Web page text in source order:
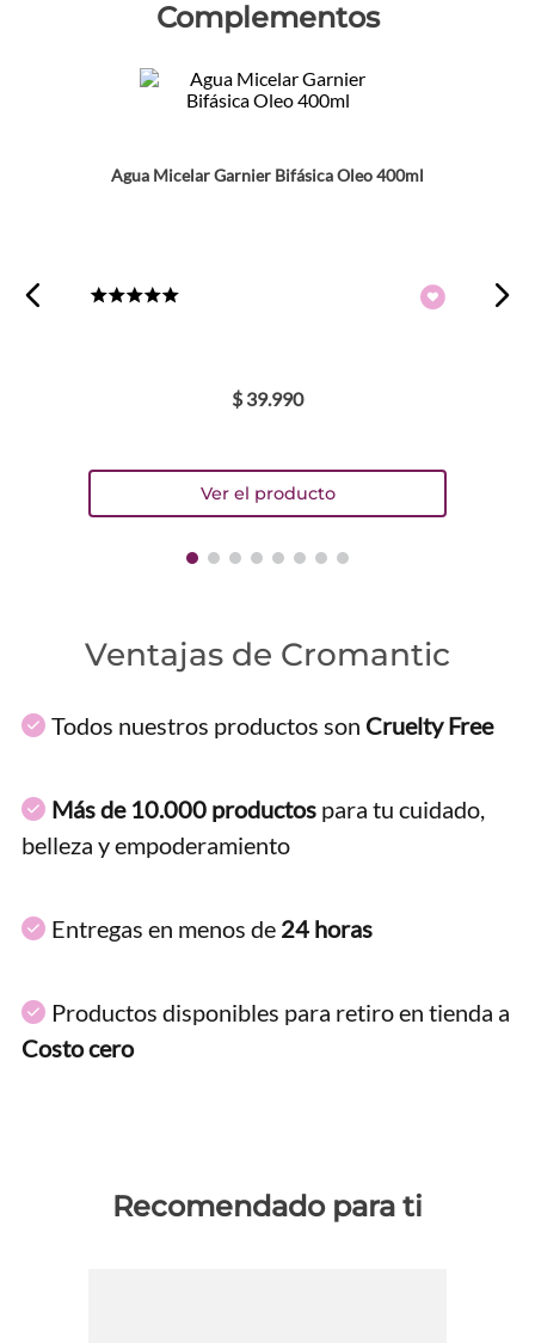
Complementos
Agua Micelar Garnier Bifásica Oleo 400ml
$ 39.990
Ventajas de Cromantic
Todos nuestros productos son Cruelty Free
Más de 10.000 productos para tu cuidado,
belleza y empoderamiento
Entregas en menos de 24 horas
Productos disponibles para retiro en tienda a
Costo cero
Recomendado para ti